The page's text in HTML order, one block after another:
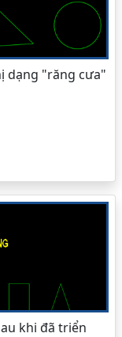
dạng "răng cưa"
khi đã triển